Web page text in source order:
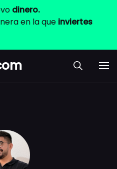
dinero.
en la que inviertes